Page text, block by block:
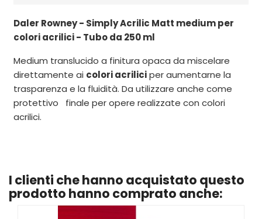
Daler Rowney - Simply Acrilic Matt medium per
colori acrilici - Tubo da 250 ml
Medium translucido a finitura opaca da miscelare
direttamente ai colori acriliciper aumentarne la
trasparenza e la fluidità. Da utilizzare anche come
protettivo finale per opere realizzate con colori
acrilici.
I clienti che hanno acquistato questo
prodotto hanno comprato anche: